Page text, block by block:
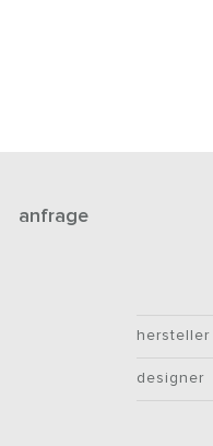
anfrage
hersteller
designer